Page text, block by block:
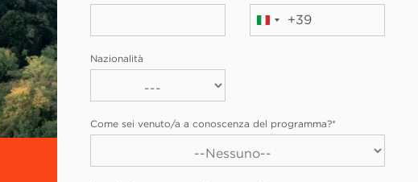
Italia+39
Nazionalità
Come sei venuto/a a conoscenza del programma?*